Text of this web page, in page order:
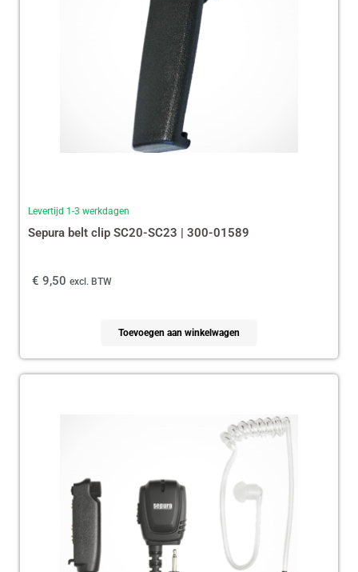
Levertijd 1-3 werkdagen
Sepura belt clip SC20-SC23 | 300-01589
€ 9,50 excl. BTW
Toevoegen aan winkelwagen